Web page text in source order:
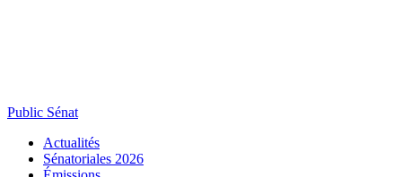
Public Sénat
Actualités
Sénatoriales 2026